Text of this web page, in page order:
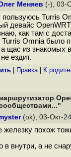
Меняев (-), 03-
пользуюсь Turris
девайс
как там с
Omnia было
щас из знакомых
ездит.
Правка| К
(ok), 03-Окт-
железку похож
в внутри, а не